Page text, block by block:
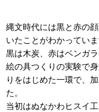
縄文時代には黒と赤の
いたことがわかっていま
黒は木炭、赤はベンガ
絵の具つくりの実験で
りをはじめた一環で、
た。
当初はぬなかわヒスイ